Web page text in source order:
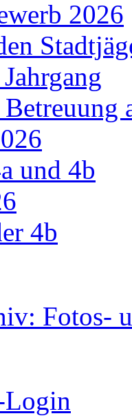
2026
und 4b
4b
Fotos-
Login